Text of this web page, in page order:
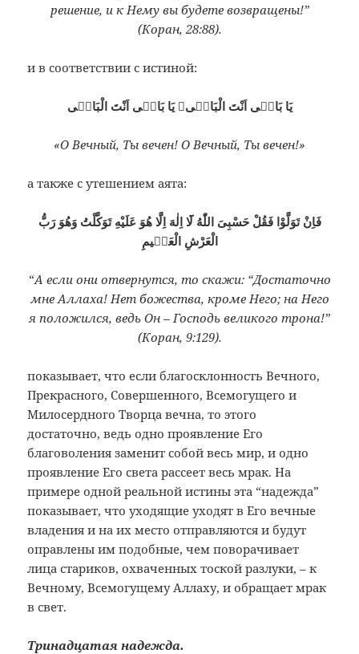
решение, и к Нему вы будете возвращены!”
(Коран, 28:88).
и в соответствии с истиной:
يَا بَاقٖى اَنْتَ الْبَاقٖى۞ يَا بَاقٖى اَنْتَ الْبَاقٖى
«О Вечный, Ты вечен! О Вечный, Ты вечен!»
а также с утешением аята:
فَاِنْ تَوَلَّوْا فَقُلْ حَسْبِىَ اللّٰهُ لَٓا اِلٰهَ اِلَّا هُوَ عَلَيْهِ تَوَكَّلْتُ وَهُوَ رَبُّ
الْعَرْشِ الْعَظٖيمِ
“А если они отвернутся, то скажи: “Достаточно
мне Аллаха! Нет божества, кроме Него; на Него
я положился, ведь Он – Господь великого трона!”
(Коран, 9:129).
показывает, что если благосклонность Вечного,
Прекрасного, Совершенного, Всемогущего и
Милосердного Творца вечна, то этого
достаточно, ведь одно проявление Его
благоволения заменит собой весь мир, и одно
проявление Его света рассеет весь мрак. На
примере одной реальной истины эта “надежда”
показывает, что уходящие уходят в Его вечные
владения и на их место отправляются и будут
оправлены им подобные, чем поворачивает
лица стариков, охваченных тоской разлуки, – к
Вечному, Всемогущему Аллаху, и обращает мрак
в свет.
Тринадцатая надежда.